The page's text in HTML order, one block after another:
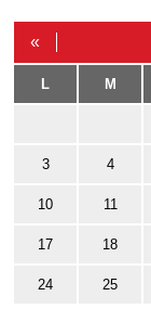
«
L M
3 4
10 11
17 18
24 25